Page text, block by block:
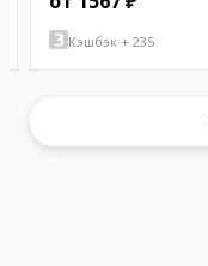
Кэшбэк + 235